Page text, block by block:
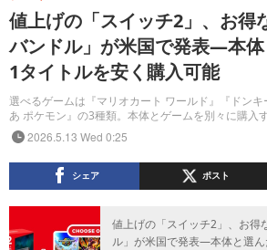
値上げの「スイッチ2」、お得
バンドル」が米国で発表―本
1タイトルを安く購入可能
選べるゲームは『マリオカート ワールド』『ドン
あ ポケモン』の3種類。本体とゲームを別々に購入
2026.5.13 Wed 0:25
シェア ポスト
値上げの「スイッチ2」、お得
ル」が米国で発表―本体と選